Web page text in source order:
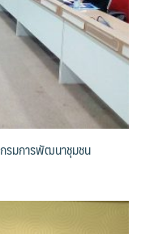
รมการพัฒนาชุมชน